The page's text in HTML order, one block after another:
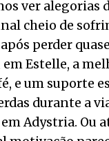
ver alegorias
cheio de
perder
Estelle, a
e um suporte
durante a
Adystria. Ou